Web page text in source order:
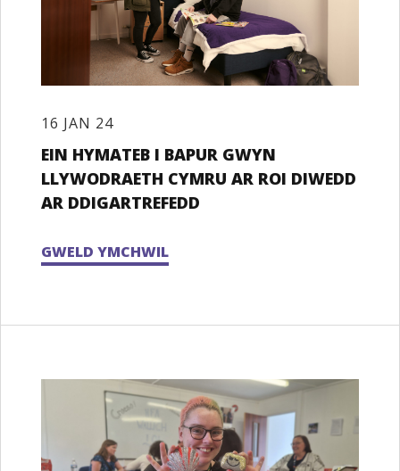
16 JAN 24
EIN HYMATEB I BAPUR GWYN
LLYWODRAETH CYMRU AR ROI DIWEDD
AR DDIGARTREFEDD
GWELD YMCHWIL